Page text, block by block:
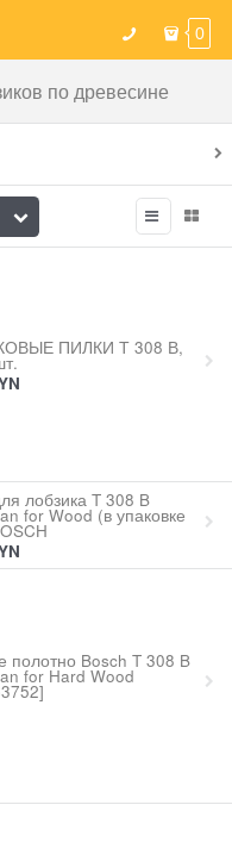
0
по древесине
ПИЛКИ Т 308 В,
лобзика T 308 B
for Wood (в упаковке
полотно Bosch T 308 B
for Hard Wood